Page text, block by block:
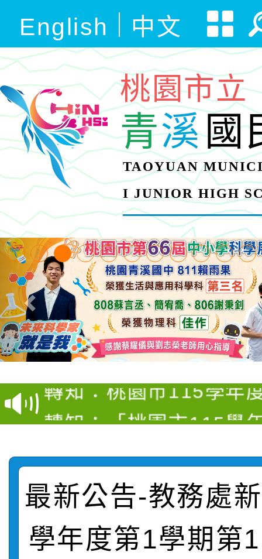
English 中文
桃園市立
青溪國
TAOYUAN
I JUNIOR HIGH
【甄選結果(第4招)】
學年度第1學期第9次代
結果(第4招)
【甄選結果(第12招)】
學年度第1學期第7次代
結果(第12招)
轉知：桃園市115學年
賽及師生本土語及新住
賽實施要點
轉知：「桃園市115學
動辦法」
轉知臺中市政府政風處
城市手牽手，綠能透明
畫影片一案
轉知：「115學年度全
劇比賽實施要點」及修
轉知：桃園市115年度
最新公告-教務處
學年度第1學期第